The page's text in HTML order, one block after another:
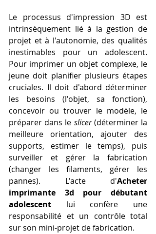
Le processus d'impression 3D est
intrinsèquement lié à la gestion de
projet et à l'autonomie, des qualités
inestimables pour un adolescent.
Pour imprimer un objet complexe, le
jeune doit planifier plusieurs étapes
cruciales. Il doit d'abord déterminer
les besoins (l'objet, sa fonction),
concevoir ou trouver le modèle, le
préparer dans le slicer (déterminer la
meilleure orientation, ajouter des
supports, estimer le temps), puis
surveiller et gérer la fabrication
(changer les filaments, gérer les
pannes). L'acte d'Acheter
imprimante 3d pour débutant
adolescent lui confère une
responsabilité et un contrôle total
sur son mini-projet de fabrication.